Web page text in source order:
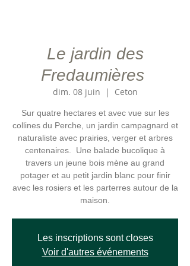
Le jardin des
Fredaumières
dim. 08 juin
  |
Ceton
Sur quatre hectares et avec vue sur les
collines du Perche, un jardin campagnard et
naturaliste avec prairies, verger et arbres
centenaires. Une balade bucolique à
travers un jeune bois mène au grand
potager et au petit jardin blanc pour finir
avec les rosiers et les parterres autour de la
maison.
Les inscriptions sont closes
Voir d'autres événements